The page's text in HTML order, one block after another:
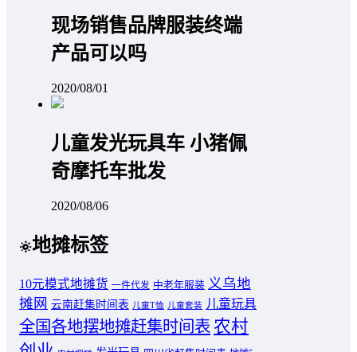
现场销售品牌服装终端
产品可以吗
2020/08/01
儿童发光玩具车 小猪佩
奇摩托车批发
2020/08/06
地摊标签
10元模式地摊货 一件代发 中老年服装 义乌地
摊网 云南赶集时间表 儿童T恤 儿童套装 儿童玩具
全国各地摆地摊赶集时间表 农村